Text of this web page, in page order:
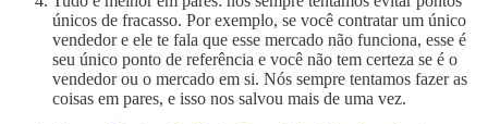
únicos de fracasso. Por exemplo, se você contratar um único
vendedor e ele te fala que esse mercado não funciona, esse é
seu único ponto de referência e você não tem certeza se é o
vendedor ou o mercado em si. Nós sempre tentamos fazer as
coisas em pares, e isso nos salvou mais de uma vez.